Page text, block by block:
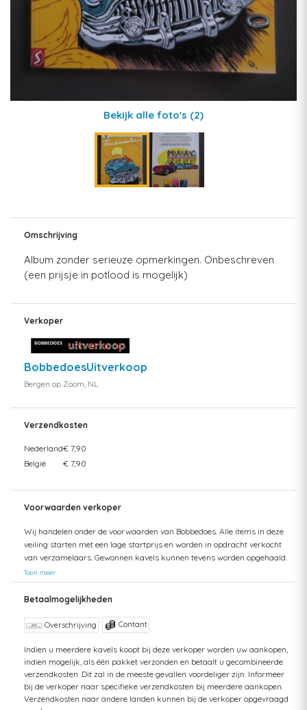
Bekijk alle foto's (2)
Omschrijving
Album zonder serieuze opmerkingen. Onbeschreven
(een prijsje in potlood is mogelijk)
Verkoper
BobbedoesUitverkoop
Bergen op Zoom, NL
Verzendkosten
Nederland€ 7,90
België
€ 7,90
Voorwaarden verkoper
Wij handelen onder de voorwaarden van Bobbedoes. Alle items in deze
veiling starten met een lage startprijs en worden in opdracht verkocht
van verzamelaars. Gewonnen kavels kunnen tevens worden opgehaald.
Uw aankopen worden gecombineerd verzonden om hoge verzendkosten
te kunnen beperken. Zendingen worden gedaan vanuit zowel België als
Nederland. Bij verzending van bedragen hoger dan €75 wordt een
hoger uitvallen dan het getoonde tarief aangezien de uiteindelijke
verkoopprijs niet altijd bekend is. Bij een aangetekende zending bent u
verzekerd tegen schade of verlies van uw zending. Bij een standaard
zending kan ik geen terugbetaling doen van uw aankoop bij verlies of
schade. Voor vragen hierover kunt u altijd contact opnemen. Aankopen
worden, zonder afspraak, maximaal 1 jaar bewaard. Daarna kunt u
geen aanspraak maken op uw betaling en op uw bewaarde aankopen,
Toon meer
Betaalmogelijkheden
Overschrijving Contant
Indien u meerdere kavels koopt bij deze verkoper worden uw aankopen,
indien mogelijk, als één pakket verzonden en betaalt u gecombineerde
verzendkosten. Dit zal in de meeste gevallen voordeliger zijn. Informeer
bij de verkoper naar specifieke verzendkosten bij meerdere aankopen.
Verzendkosten naar andere landen kunnen bij de verkoper opgevraagd